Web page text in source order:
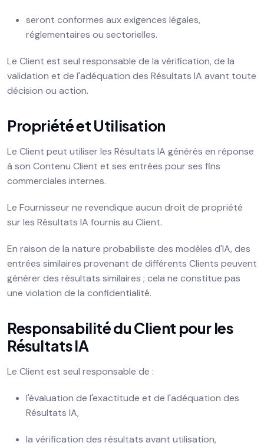
seront conformes aux exigences légales,
réglementaires ou sectorielles.
Le Client est seul responsable de la vérification, de la
validation et de l'adéquation des Résultats IA avant toute
décision ou action.
Propriété et Utilisation
Le Client peut utiliser les Résultats IA générés en réponse
à son Contenu Client et ses entrées pour ses fins
commerciales internes.
Le Fournisseur ne revendique aucun droit de propriété
sur les Résultats IA fournis au Client.
En raison de la nature probabiliste des modèles d'IA, des
entrées similaires provenant de différents Clients peuvent
générer des résultats similaires ; cela ne constitue pas
une violation de la confidentialité.
Responsabilité du Client pour les
Résultats IA
Le Client est seul responsable de :
l'évaluation de l'exactitude et de l'adéquation des
Résultats IA,
la vérification des résultats avant utilisation,